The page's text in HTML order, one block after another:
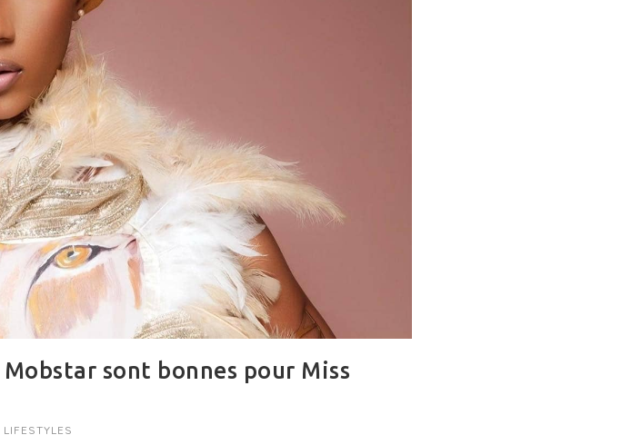
sont bonnes pour Miss
LIFESTYLES